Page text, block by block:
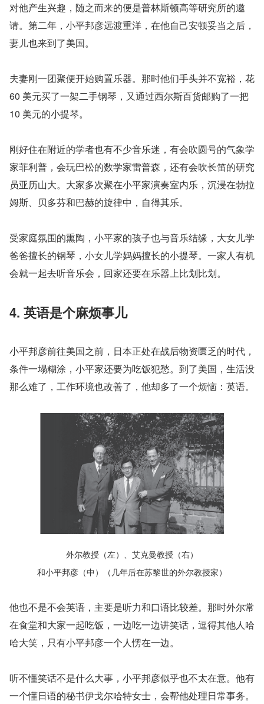
对他产生兴趣，随之而来的便是普林斯顿高等研究所的邀
请。第二年，小平邦彦远渡重洋，在他自己安顿妥当之后，
妻儿也来到了美国。
夫妻刚一团聚便开始购置乐器。那时他们手头并不宽裕，花
60 美元买了一架二手钢琴，又通过西尔斯百货邮购了一把
10 美元的小提琴。
刚好住在附近的学者也有不少音乐迷，有会吹圆号的气象学
家菲利普，会玩巴松的数学家雷普森，还有会吹长笛的研究
员亚历山大。大家多次聚在小平家演奏室内乐，沉浸在勃拉
姆斯、贝多芬和巴赫的旋律中，自得其乐。
受家庭氛围的熏陶，小平家的孩子也与音乐结缘，大女儿学
爸爸擅长的钢琴，小女儿学妈妈擅长的小提琴。一家人有机
会就一起去听音乐会，回家还要在乐器上比划比划。
4. 英语是个麻烦事儿
小平邦彦前往美国之前，日本正处在战后物资匮乏的时代，
条件一塌糊涂，小平家还要为吃饭犯愁。到了美国，生活没
那么难了，工作环境也改善了，他却多了一个烦恼：英语。
外尔教授（左）、艾克曼教授（右）
和小平邦彦（中）（几年后在苏黎世的外尔教授家）
他也不是不会英语，主要是听力和口语比较差。那时外尔常
在食堂和大家一起吃饭，一边吃一边讲笑话，逗得其他人哈
哈大笑，只有小平邦彦一个人愣在一边。
听不懂笑话不是什么大事，小平邦彦似乎也不太在意。他有
一个懂日语的秘书伊戈尔哈特女士，会帮他处理日常事务。